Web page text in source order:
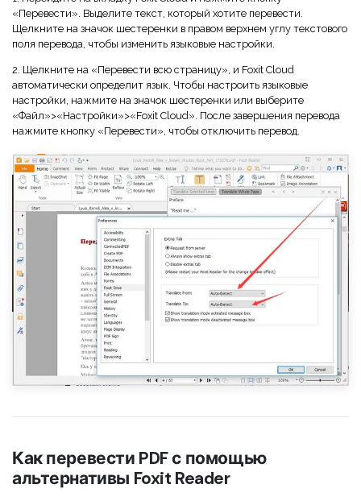
Юриспруденция
Финансы
Правительство
Издательство
Фрилансер
Все Функции PDF
«Перевести». Выделите текст, который хотите перевести.
Щелкните на значок шестеренки в правом верхнем углу текстового
поля перевода, чтобы изменить языковые настройки.
2. Щелкните на «Перевести всю страницу», и Foxit Cloud
автоматически определит язык. Чтобы настроить языковые
настройки, нажмите на значок шестеренки или выберите
«Файл»>«Настройки»>«Foxit Cloud». После завершения перевода
нажмите кнопку «Перевести», чтобы отключить перевод.
Как перевести PDF с помощью
альтернативы Foxit Reader